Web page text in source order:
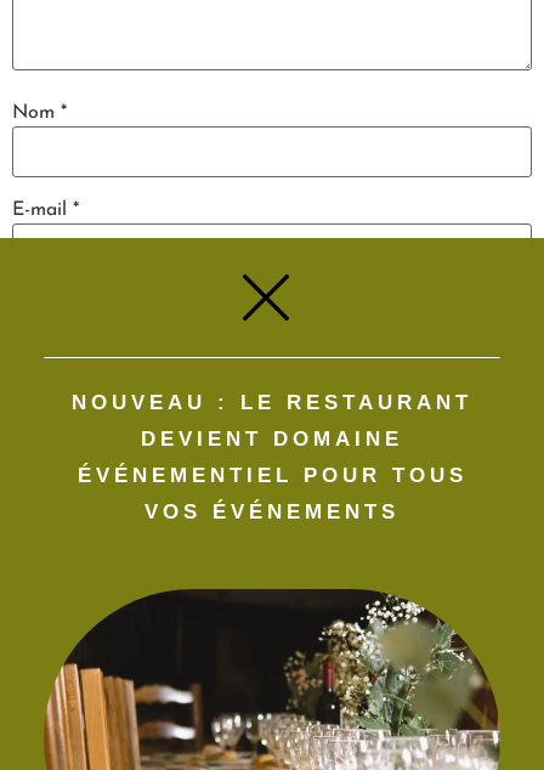
Nom *
E-mail *
Enregistrer mon nom, mon e-mail et mon site dans le
navigateur pour mon prochain commentaire.
NOUVEAU : LE RESTAURANT
DEVIENT DOMAINE
ÉVÉNEMENTIEL POUR TOUS
VOS ÉVÉNEMENTS​